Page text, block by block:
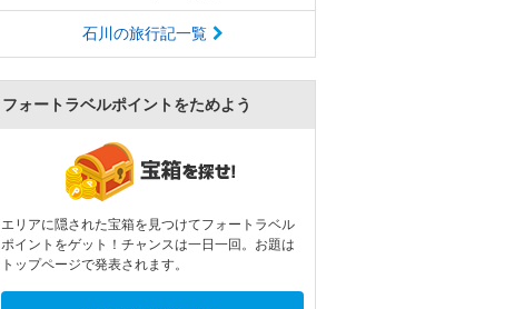
石川の旅行記一覧
フォートラベルポイントをためよう
エリアに隠された宝箱を見つけてフォートラベル
ポイントをゲット！チャンスは一日一回。お題は
トップページで発表されます。